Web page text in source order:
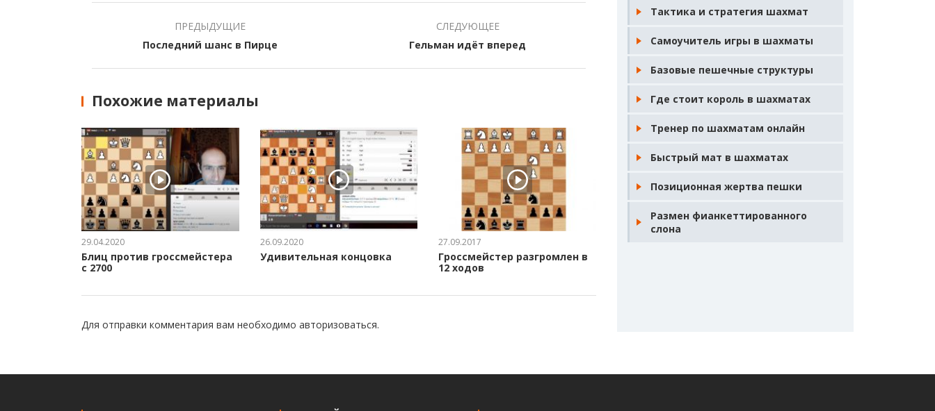
ПРЕДЫДУЩИЕ
Последний шанс в Пирце
СЛЕДУЮЩЕЕ
Гельман идёт вперед
Похожие материалы
29.04.2020
Блиц против гроссмейстера
с 2700
26.09.2020
Удивительная концовка
27.09.2017
Гроссмейстер разгромлен в
12 ходов
Для отправки комментария вам необходимо авторизоваться.
Тактика и стратегия шахмат
Самоучитель игры в шахматы
Базовые пешечные структуры
Где стоит король в шахматах
Тренер по шахматам онлайн
Быстрый мат в шахматах
Позиционная жертва пешки
Размен фианкеттированного
слона